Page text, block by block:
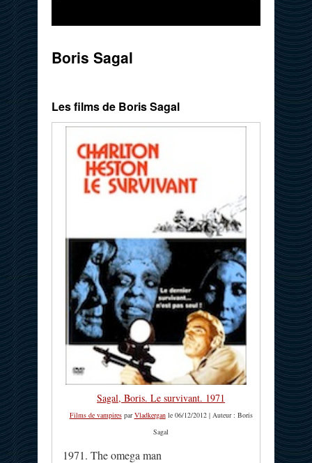
Boris Sagal
Les films de Boris Sagal
Sagal, Boris. Le survivant. 1971
Films de vampiresparVladkerganle 06/12/2012 | Auteur : Boris
Sagal
1971. The omega man